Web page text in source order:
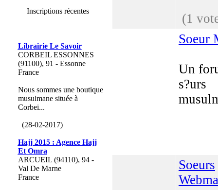
Inscriptions récentes
Librairie Le Savoir
CORBEIL ESSONNES
(91100), 91 - Essonne
France
Nous sommes une boutique
musulmane située à
Corbei...
(28-02-2017)
Hajj 2015 : Agence Hajj
Et Omra
ARCUEIL (94110), 94 -
Val De Marne
France
(1
Soeur
Un
s?urs
Soeurs